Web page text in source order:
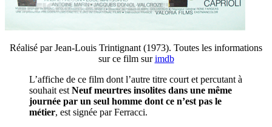
Réalisé par Jean-Louis Trintignant (1973). Toutes les informations
sur ce film surimdb
L’affiche de ce film dont l’autre titre court et percutant à
souhait estNeuf meurtres insolites dans une même
journée par un seul homme dont ce n’est pas le
métier, est signée par Ferracci.